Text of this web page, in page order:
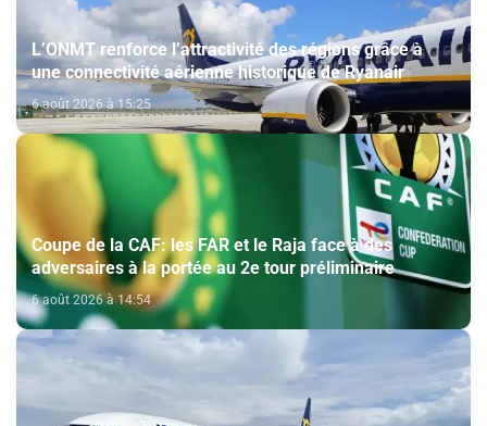
L’ONMT renforce l’attractivité des régions grâce à
une connectivité aérienne historique de Ryanair
6 août 2026 à 15:25
Coupe de la CAF: les FAR et le Raja face à des
adversaires à la portée au 2e tour préliminaire
6 août 2026 à 14:54